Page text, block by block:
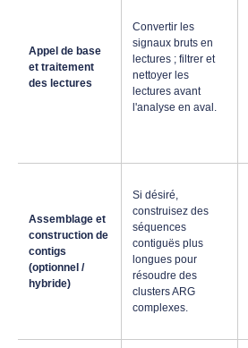
Appel de base
et traitement
des lectures
Convertir les
signaux bruts en
lectures ; filtrer et
nettoyer les
lectures avant
l'analyse en aval.
Assemblage et
construction de
contigs
(optionnel /
hybride)
Si désiré,
construisez des
séquences
contiguës plus
longues pour
résoudre des
clusters ARG
complexes.